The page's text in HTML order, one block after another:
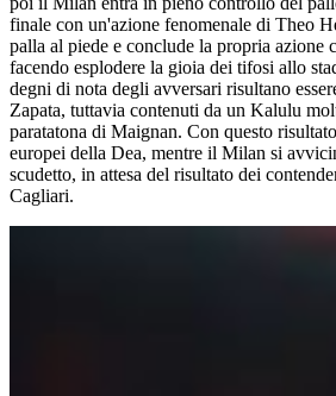
finale con un'azione fenomenale di Theo
palla al piede e conclude la propria azione
facendo esplodere la gioia dei tifosi allo
degni di nota degli avversari risultano
Zapata, tuttavia contenuti da un Kalulu
paratatona di Maignan. Con questo
europei della Dea, mentre il Milan si
scudetto, in attesa del risultato dei
Cagliari.